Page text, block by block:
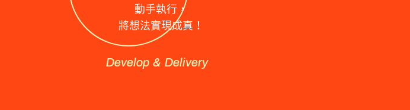
動手執行，
將想法實現成真！
Develop & Delivery